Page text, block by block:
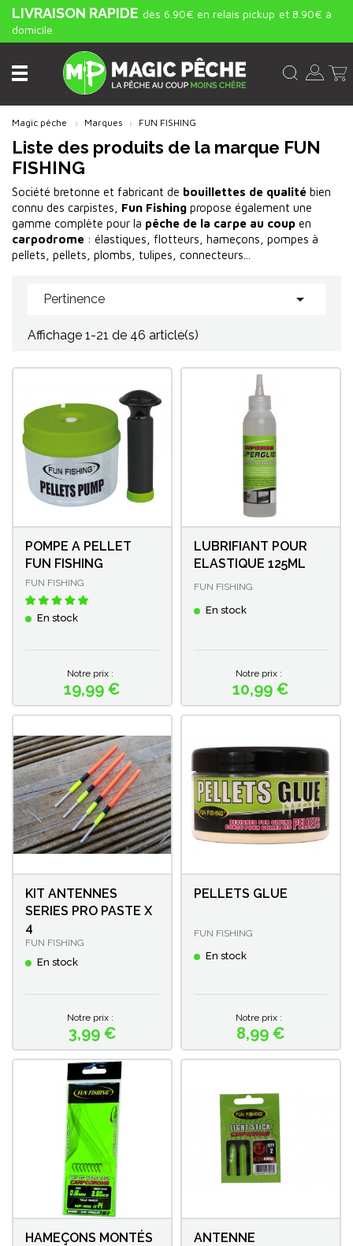
LIVRAISON RAPIDE dès 6.90€ en relais pickup et 8.90€ à
domicile
Magic pêche Marques FUN FISHING
Liste des produits de la marque FUN
FISHING
Société bretonne et fabricant de bouillettes de qualité bien
connu des carpistes, Fun Fishing propose également une
gamme complète pour la pêche de la carpe au coup en
carpodrome : élastiques, flotteurs, hameçons, pompes à
pellets, pellets, plombs, tulipes, connecteurs...
Pertinence 
Affichage 1-21 de 46 article(s)
POMPE A PELLET
FUN FISHING
FUN FISHING
En stock
Prix
Notre prix :
19,99 €
LUBRIFIANT POUR
ELASTIQUE 125ML
FUN FISHING
En stock
Prix
Notre prix :
10,99 €
KIT ANTENNES
SERIES PRO PASTE X
4
FUN FISHING
En stock
Prix
Notre prix :
3,99 €
PELLETS GLUE
FUN FISHING
En stock
Prix
Notre prix :
8,99 €
HAMEÇONS MONTÉS
ANTENNE